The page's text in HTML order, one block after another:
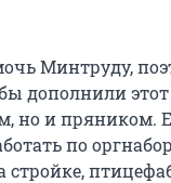
Минтруду,
дополнили
но и пряником.
по